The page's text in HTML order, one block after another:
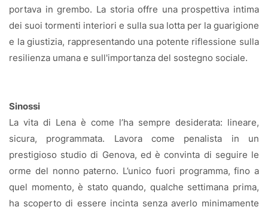
portava in grembo. La storia offre una prospettiva intima
dei suoi tormenti interiori e sulla sua lotta per la guarigione
e la giustizia, rappresentando una potente riflessione sulla
resilienza umana e sull'importanza del sostegno sociale.
Sinossi
La vita di Lena è come l’ha sempre desiderata: lineare,
sicura, programmata. Lavora come penalista in un
prestigioso studio di Genova, ed è convinta di seguire le
orme del nonno paterno. L’unico fuori programma, fino a
quel momento, è stato quando, qualche settimana prima,
ha scoperto di essere incinta senza averlo minimamente